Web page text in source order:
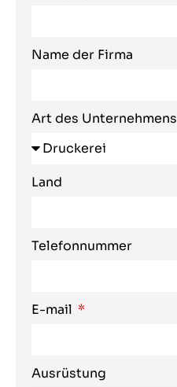
Name der Firma
Art des Unternehmens
Land
Telefonnummer
E-mail
Ausrüstung